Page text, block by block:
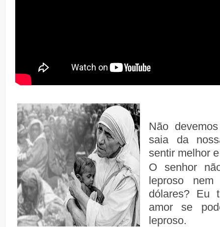
Não
saia da
sentir melhor
O senhor
leproso
dólares? Eu
amor se
leproso.